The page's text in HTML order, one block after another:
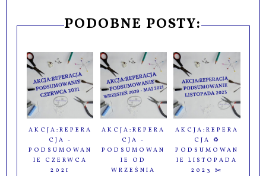
PODOBNE POSTY:
AKCJA:REPERA
CJA -
PODSUMOWAN
IE CZERWCA
2021
AKCJA:REPERA
CJA -
PODSUMOWAN
IE OD
WRZEŚNIA
AKCJA:REPERA
CJA ♻️
PODSUMOWAN
IE LISTOPADA
2023 ✂️